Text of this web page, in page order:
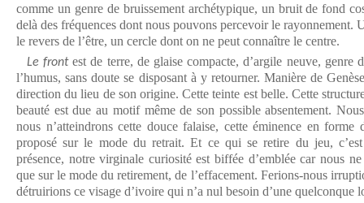
comme un genre de bruissement archétypique, un bruit de fond
delà des fréquences dont nous pouvons percevoir le rayonnement.
le revers de l’être, un cercle dont on ne peut connaître le centre.
Le frontest de terre, de glaise compacte, d’argile neuve, genre
l’humus, sans doute se disposant à y retourner. Manière de
direction du lieu de son origine. Cette teinte est belle. Cette
beauté est due au motif même de son possible absentement.
nous n’atteindrons cette douce falaise, cette éminence en
proposé sur le mode du retrait. Et ce qui se retire du jeu,
présence, notre virginale curiosité est biffée d’emblée car nous
que sur le mode du retirement, de l’effacement. Ferions-nous
détruirions ce visage d’ivoire qui n’a nul besoin d’une quelconque